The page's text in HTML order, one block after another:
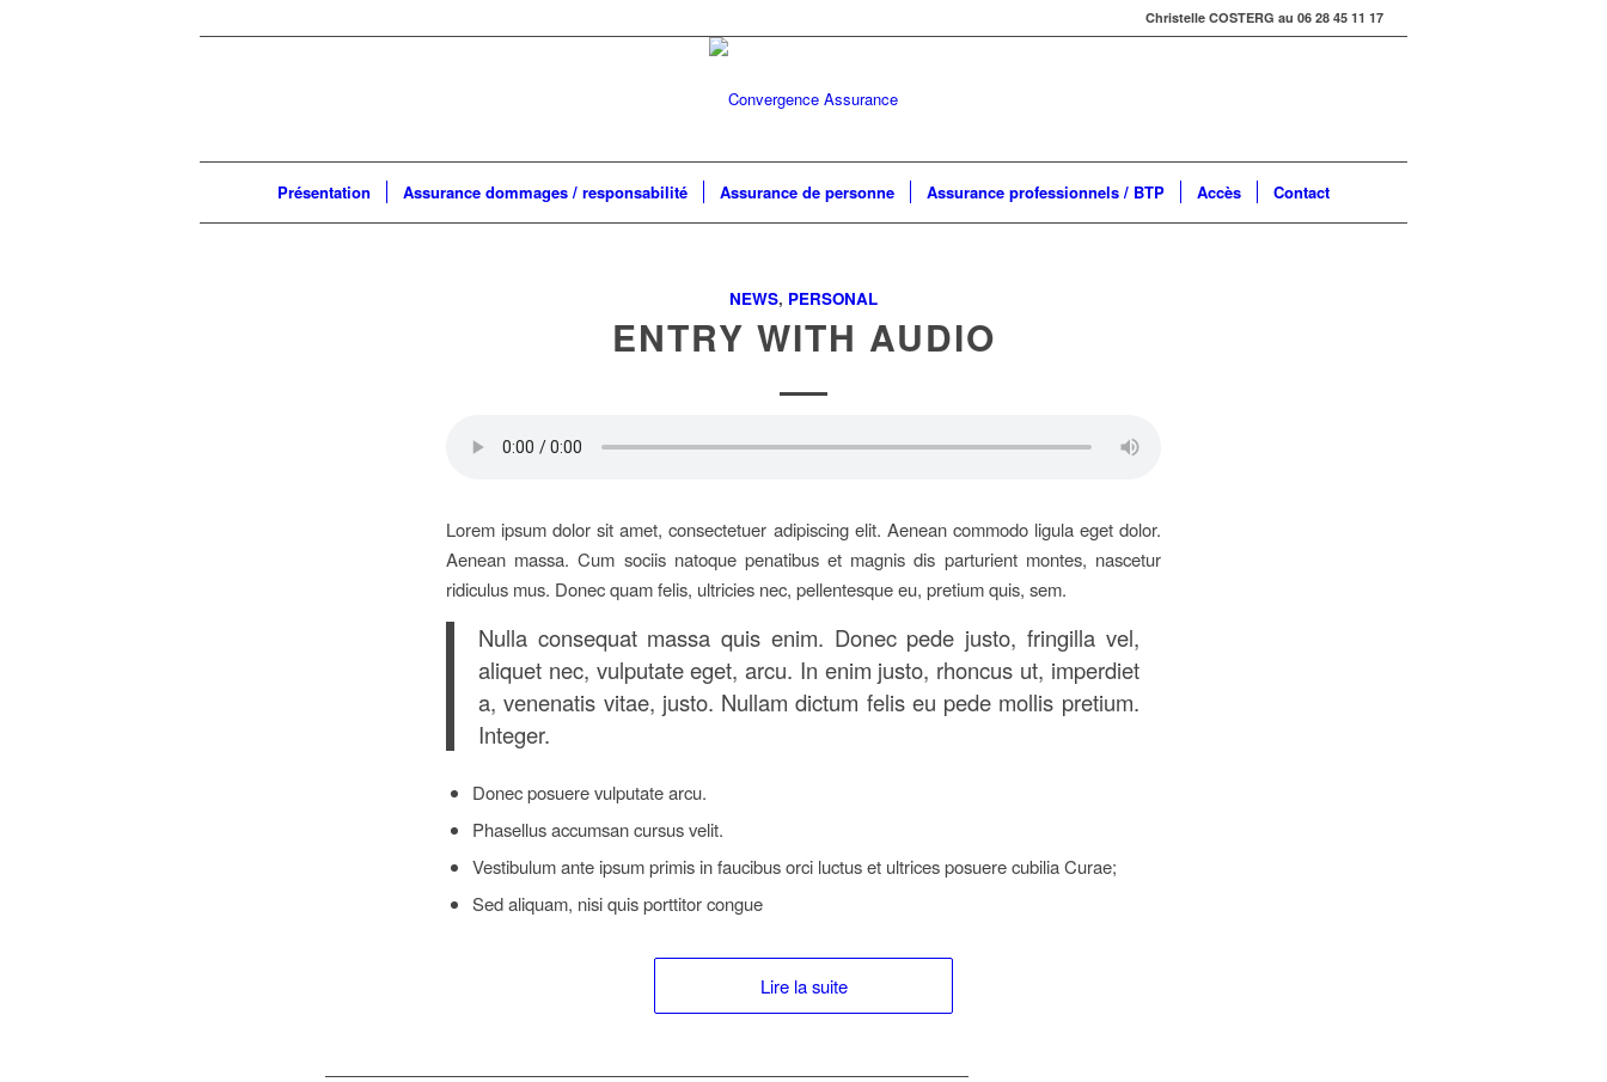
Christelle COSTERG au 06 28 45 11 17
Présentation Assurance dommages / responsabilité Assurance de personne Assurance professionnels / BTP Accès Contact
NEWS, PERSONAL
ENTRY WITH AUDIO
Lorem ipsum dolor sit amet, consectetuer adipiscing elit. Aenean commodo ligula eget dolor.
Aenean massa. Cum sociis natoque penatibus et magnis dis parturient montes, nascetur
ridiculus mus. Donec quam felis, ultricies nec, pellentesque eu, pretium quis, sem.
Nulla consequat massa quis enim. Donec pede justo, fringilla vel,
aliquet nec, vulputate eget, arcu. In enim justo, rhoncus ut, imperdiet
a, venenatis vitae, justo. Nullam dictum felis eu pede mollis pretium.
Integer.
Donec posuere vulputate arcu.
Phasellus accumsan cursus velit.
Vestibulum ante ipsum primis in faucibus orci luctus et ultrices posuere cubilia Curae;
Sed aliquam, nisi quis porttitor congue
Lire la suite